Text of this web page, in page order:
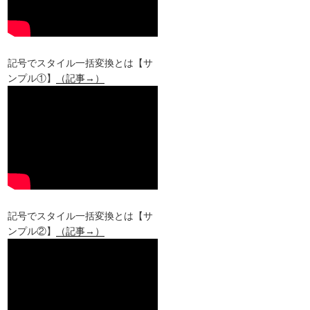
記号でスタイル一括変換とは【サ
ンプル①】
（記事→）
記号でスタイル一括変換とは【サ
ンプル②】
（記事→）